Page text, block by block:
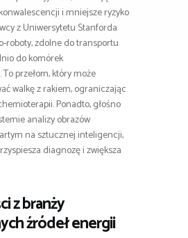
i mniejsze ryzyko
z Uniwersytetu Stanforda
roboty, zdolne do transportu
do komórek
przełom, który może
walkę z rakiem, ograniczając
Ponadto, głośno
analizy obrazów
na sztucznej inteligencji,
diagnozę i zwiększa
z branży
źródeł energii